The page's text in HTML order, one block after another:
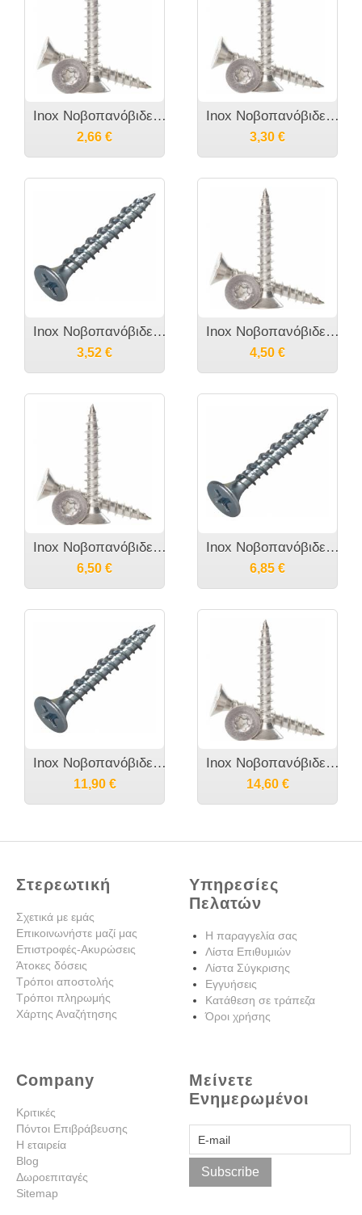
Inox Νοβοπανόβιδες Torx WS9130 A2 M3
2,66 €
Inox Νοβοπανόβιδες Torx WS9130 A2 M3.5
3,30 €
Inox Νοβοπανόβιδες WS9100 A2 M3.5
3,52 €
Inox Νοβοπανόβιδες Torx WS9130 A2 M4
4,50 €
Inox Νοβοπανόβιδες Torx WS9130 A2 M5
6,50 €
Inox Νοβοπανόβιδες WS9100 A2
6,85 €
Inox Νοβοπανόβιδες WS9100 A2
11,90 €
Inox Νοβοπανόβιδες Torx WS9130 A2 M6
14,60 €
Στερεωτική
Σχετικά με εμάς
Επικοινωνήστε μαζί μας
Επιστροφές-Ακυρώσεις
Άτοκες δόσεις
Τρόποι αποστολής
Τρόποι πληρωμής
Χάρτης Αναζήτησης
Υπηρεσίες
Πελατών
Η παραγγελία σας
Λίστα Επιθυμιών
Λίστα Σύγκρισης
Εγγυήσεις
Κατάθεση σε τράπεζα
Όροι χρήσης
Company
Κριτικές
Πόντοι Επιβράβευσης
Η εταιρεία
Blog
Δωροεπιταγές
Sitemap
Μείνετε
Ενημερωμένοι
Subscribe